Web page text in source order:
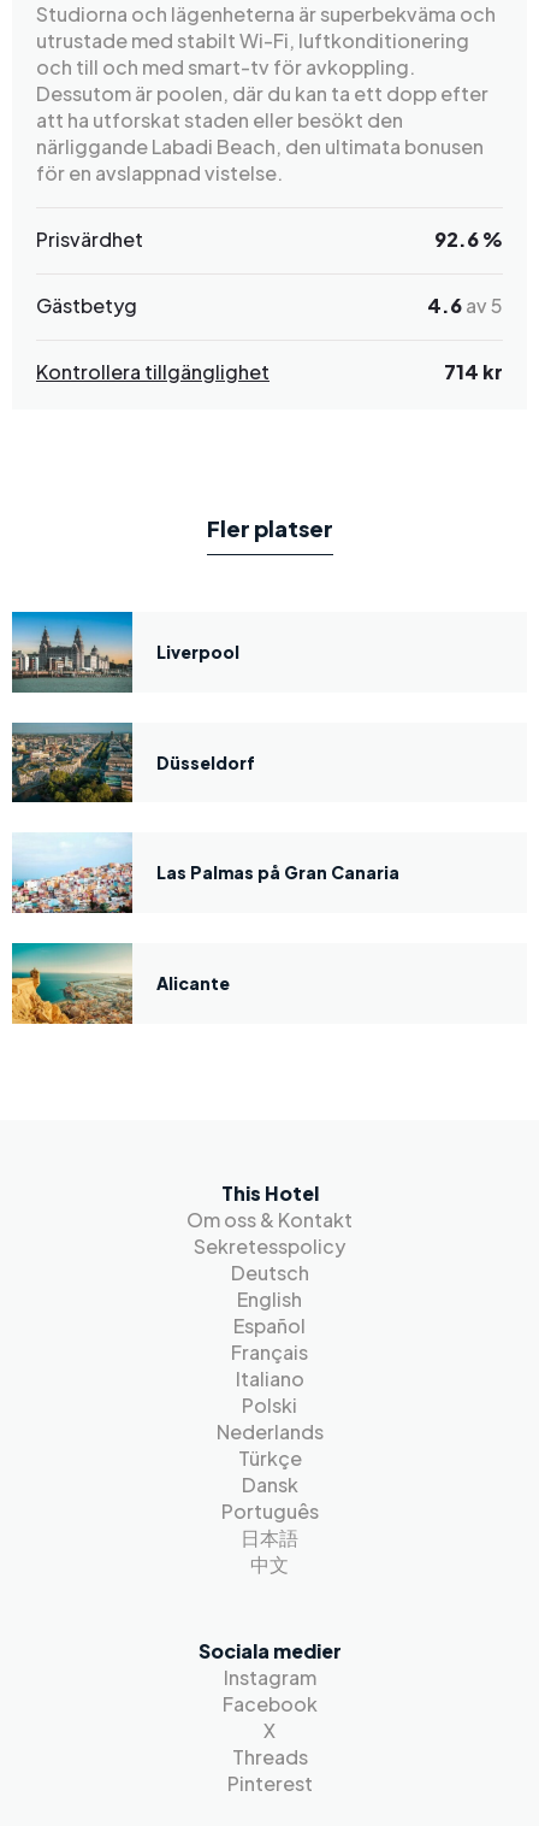
Studiorna och lägenheterna är superbekväma och
utrustade med stabilt Wi-Fi, luftkonditionering
och till och med smart-tv för avkoppling.
Dessutom är poolen, där du kan ta ett dopp efter
att ha utforskat staden eller besökt den
närliggande Labadi Beach, den ultimata bonusen
för en avslappnad vistelse.
Prisvärdhet 92.6 %
Gästbetyg 4.6av 5
Kontrollera tillgänglighet 714 kr
Fler platser
Liverpool
Düsseldorf
Las Palmas på Gran Canaria
Alicante
This Hotel
Om oss & Kontakt
Sekretesspolicy
Deutsch
English
Español
Français
Italiano
Polski
Nederlands
Türkçe
Dansk
Português
日本語
中文
Sociala medier
Instagram
Facebook
X
Threads
Pinterest